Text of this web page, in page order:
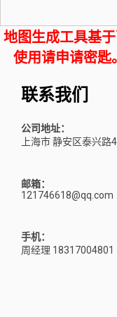
地图生成工具基
使用请申请密匙
联系我们
公司地址：
上海市 静安区泰兴路
邮箱：
121746618@qq.com
手机：
周经理 18317004801